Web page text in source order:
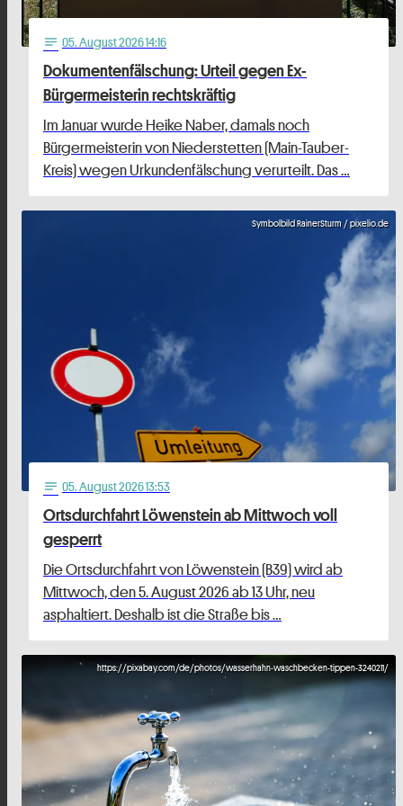
notes 05. August 2026 14:16
Dokumentenfälschung: Urteil gegen Ex-
Bürgermeisterin rechtskräftig
Im Januar wurde Heike Naber, damals noch
Bürgermeisterin von Niederstetten (Main-Tauber-
Kreis) wegen Urkundenfälschung verurteilt. Das …
Symbolbild RainerSturm / pixelio.de
notes 05. August 2026 13:53
Ortsdurchfahrt Löwenstein ab Mittwoch voll
gesperrt
Die Ortsdurchfahrt von Löwenstein (B39) wird ab
Mittwoch, den 5. August 2026 ab 13 Uhr, neu
asphaltiert. Deshalb ist die Straße bis …
https://pixabay.com/de/photos/wasserhahn-waschbecken-tippen-3240211/